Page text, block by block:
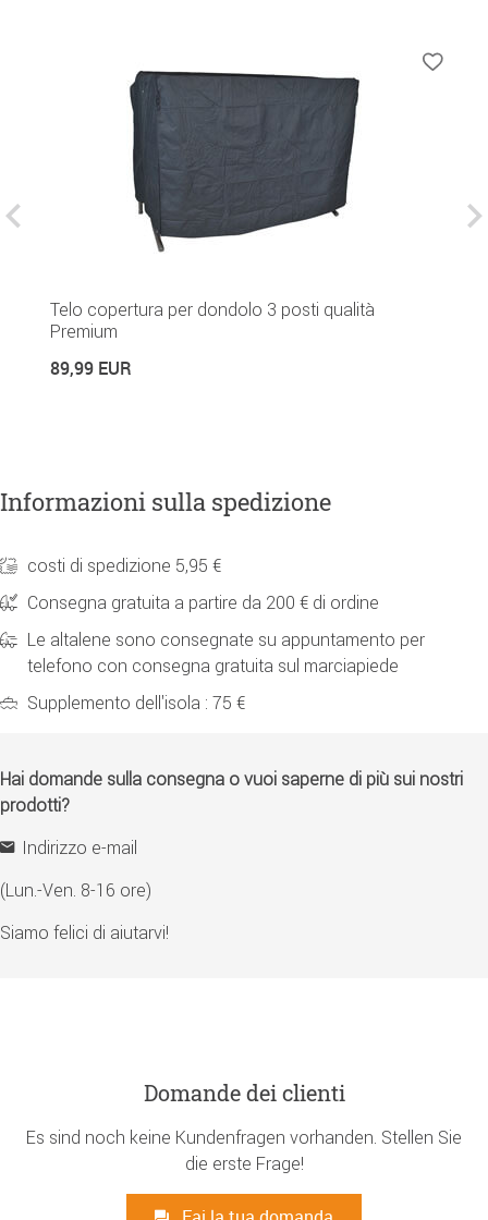
Telo copertura per dondolo 3 posti qualità
Premium
89,99 EUR
Informazioni sulla spedizione
costi di spedizione 5,95 €
Consegna gratuita a partire da 200 € di ordine
Le altalene sono consegnate su appuntamento per
telefono con consegna gratuita sul marciapiede
Supplemento dell'isola : 75 €
Hai domande sulla consegna o vuoi saperne di più sui nostri
prodotti?
Indirizzo e-mail
(Lun.-Ven. 8-16 ore)
Siamo felici di aiutarvi!
Domande dei clienti
Es sind noch keine Kundenfragen vorhanden. Stellen Sie
die erste Frage!